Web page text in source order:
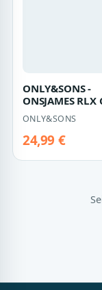
ONLY&SONS -
ONSJAMES RLX
KNIT NOOS
Gr. - XL
ONLY&SONS
24,99 €